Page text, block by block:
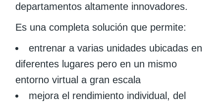
departamentos altamente innovadores.
Es una completa solución que permite:
entrenar a varias unidades ubicadas en
diferentes lugares pero en un mismo
entorno virtual a gran escala
mejora el rendimiento individual, del